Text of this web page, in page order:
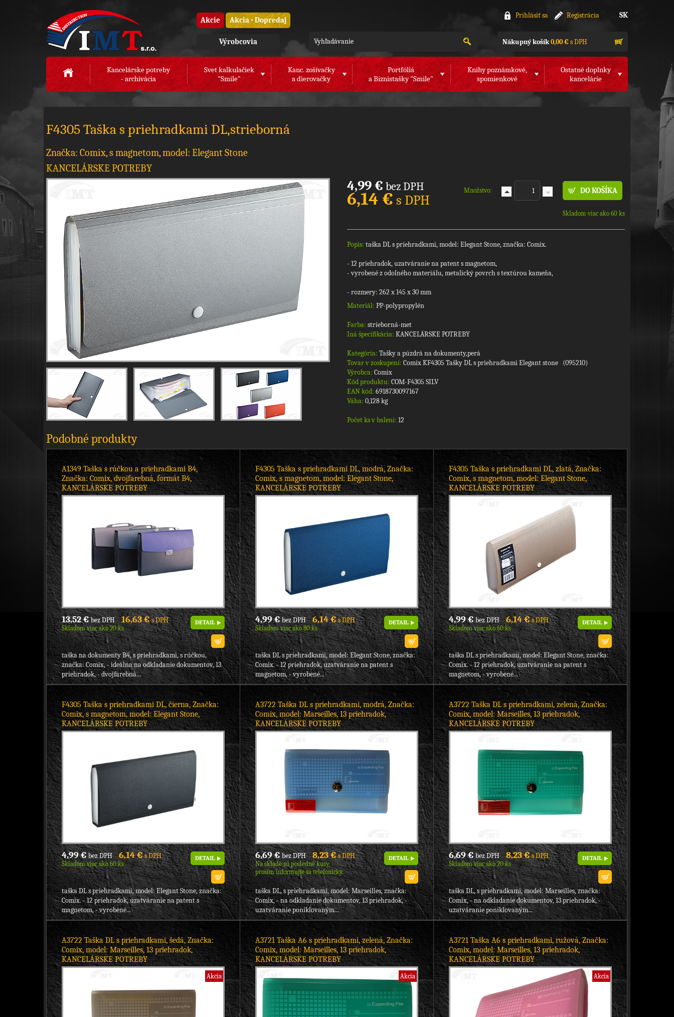
Akcie Akcia - Dopredaj
Prihlásiť sa Registrácia SK
Výrobcovia Nákupný košík0,00 €s DPH
Kancelárske potreby
- archivácia
Svet kalkulačiek
"Smile"
Kanc. zošívačky
a dierovačky
Portfóliá
a Biznistašky "Smile"
Knihy poznámkové,
spomienkové
Ostatné doplnky
kancelárie
F4305 Taška s priehradkami DL,strieborná
Značka: Comix, s magnetom, model: Elegant Stone
KANCELÁRSKE POTREBY
4,99 € bez DPH
6,14 € s DPH
Množstvo:
Skladom viac ako 60 ks
Popis: taška DL s priehradkami, model: Elegant Stone, značka: Comix.
- 12 priehradok, uzatváranie na patent s magnetom,
- vyrobené z odolného materiálu, metalický povrch s textúrou kameňa,
- rozmery: 262 x 145 x 30 mm
Materiál: PP-polypropylén
Farba: strieborná-met
Iná špecifikácia: KANCELÁRSKE POTREBY
Kategória: Tašky a púzdrá na dokumenty,perá
Tovar v zoskupení: Comix KF4305 Tašky DL s priehradkami Elegant stone (095210)
Výrobca: Comix
Kód produktu: COM-F4305 SILV
EAN kód: 6918730097167
Váha: 0,128 kg
Počet ks v balení: 12
Podobné produkty
A1349 Taška s rúčkou a priehradkami B4,
Značka: Comix, dvojfarebná, formát B4,
KANCELÁRSKE POTREBY
13,52 €bez DPH 16,63 €s DPH
Skladom viac ako 20 ks
DETAIL
taška na dokumenty B4, s priehradkami, s rúčkou,
značka: Comix, - ideálna na odkladanie dokumentov, 13
priehradok, - dvojfarebná...
F4305 Taška s priehradkami DL, modrá, Značka:
Comix, s magnetom, model: Elegant Stone,
KANCELÁRSKE POTREBY
4,99 €bez DPH 6,14 €s DPH
Skladom viac ako 80 ks
DETAIL
taška DL s priehradkami, model: Elegant Stone, značka:
Comix. - 12 priehradok, uzatváranie na patent s
magnetom, - vyrobené...
F4305 Taška s priehradkami DL, zlatá, Značka:
Comix, s magnetom, model: Elegant Stone,
KANCELÁRSKE POTREBY
4,99 €bez DPH 6,14 €s DPH
Skladom viac ako 60 ks
DETAIL
taška DL s priehradkami, model: Elegant Stone, značka:
Comix. - 12 priehradok, uzatváranie na patent s
magnetom, - vyrobené...
F4305 Taška s priehradkami DL, čierna, Značka:
Comix, s magnetom, model: Elegant Stone,
KANCELÁRSKE POTREBY
4,99 €bez DPH 6,14 €s DPH
Skladom viac ako 60 ks
DETAIL
taška DL s priehradkami, model: Elegant Stone, značka:
Comix. - 12 priehradok, uzatváranie na patent s
magnetom, - vyrobené...
A3722 Taška DL s priehradkami, modrá, Značka:
Comix, model: Marseilles, 13 priehradok,
KANCELÁRSKE POTREBY
6,69 €bez DPH 8,23 €s DPH
Na sklade sú posledné kusy,
prosím informujte sa telefonicky.
DETAIL
taška DL, s priehradkami, model: Marseilles, značka:
Comix, - na odkladanie dokumentov, 13 priehradok, -
uzatváranie poniklovaným...
A3722 Taška DL s priehradkami, zelená, Značka:
Comix, model: Marseilles, 13 priehradok,
KANCELÁRSKE POTREBY
6,69 €bez DPH 8,23 €s DPH
Skladom viac ako 20 ks
DETAIL
taška DL, s priehradkami, model: Marseilles, značka:
Comix, - na odkladanie dokumentov, 13 priehradok, -
uzatváranie poniklovaným...
A3722 Taška DL s priehradkami, šedá, Značka:
Comix, model: Marseilles, 13 priehradok,
KANCELÁRSKE POTREBY
Akcia
A3721 Taška A6 s priehradkami, zelená, Značka:
Comix, model: Marseilles, 13 priehradok,
KANCELÁRSKE POTREBY
Akcia
A3721 Taška A6 s priehradkami, ružová, Značka:
Comix, model: Marseilles, 13 priehradok,
KANCELÁRSKE POTREBY
Akcia